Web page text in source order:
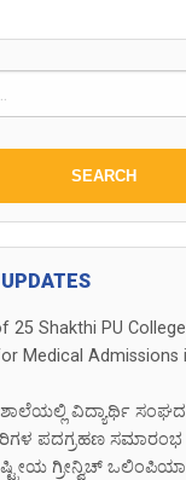
25 Shakthi PU
Medical Admissions
ಶಾಲೆಯಲ್ಲಿ ವಿದ್ಯಾರ್ಥಿ ಸಂಘದ
ಪದಗ್ರಹಣ ಸಮಾರಂಭ
ಗ್ರೀನ್ವಿಚ್